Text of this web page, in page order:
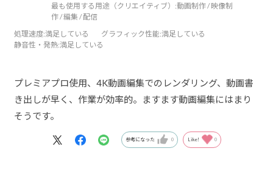
最も使用する用途（クリエイティブ）:動画制作 / 映像制
作 / 編集 / 配信
処理速度:満足している グラフィック性能:満足している
静音性・発熱:満足している
プレミアプロ使用、4K動画編集でのレンダリング、動画書
き出しが早く、作業が効率的。ますます動画編集にはまり
そうです。
参考になった 0 Like! 0